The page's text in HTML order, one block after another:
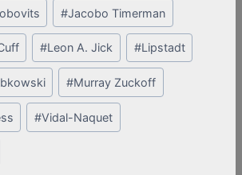
#Jacobo Timerman
#Leon A. Jick #Lipstadt
#Murray Zuckoff
#Vidal-Naquet